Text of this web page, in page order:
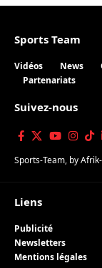
Sports Team
Vidéos News
Partenariats
Suivez-nous
Sports-Team, by
Liens
Publicité
Newsletters
Mentions légales